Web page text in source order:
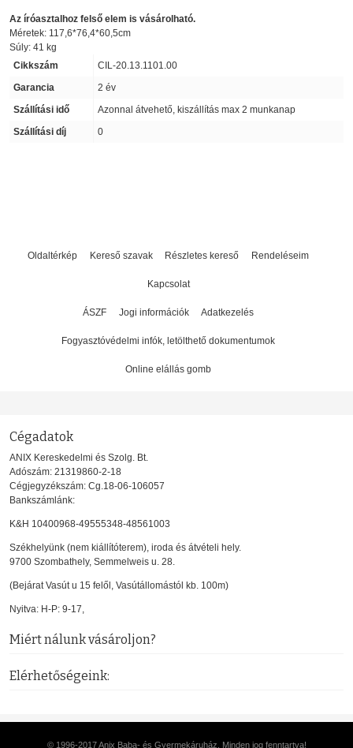
Az íróasztalhoz felső elem is vásárolható.
Méretek: 117,6*76,4*60,5cm
Súly: 41 kg
Cikkszám
CIL-20.13.1101.00
Garancia
2 év
Szállítási idő
Azonnal átvehető, kiszállítás max 2 munkanap
Szállítási díj
0
Oldaltérkép Kereső szavak Részletes kereső Rendeléseim
Kapcsolat
ÁSZF Jogi információk Adatkezelés
Fogyasztóvédelmi infók, letölthető dokumentumok
Online elállás gomb
Cégadatok
ANIX Kereskedelmi és Szolg. Bt.
Adószám: 21319860-2-18
Cégjegyzékszám: Cg.18-06-106057
Bankszámlánk:
K&H 10400968-49555348-48561003
Székhelyünk (nem kiállítóterem), iroda és átvételi hely.
9700 Szombathely, Semmelweis u. 28.
(Bejárat Vasút u 15 felől, Vasútállomástól kb. 100m)
Nyitva: H-P: 9-17,
Miért nálunk vásároljon?
Elérhetőségeink:
© 1996-2017 Anix Baba- és Gyermekáruház. Minden jog fenntartva!